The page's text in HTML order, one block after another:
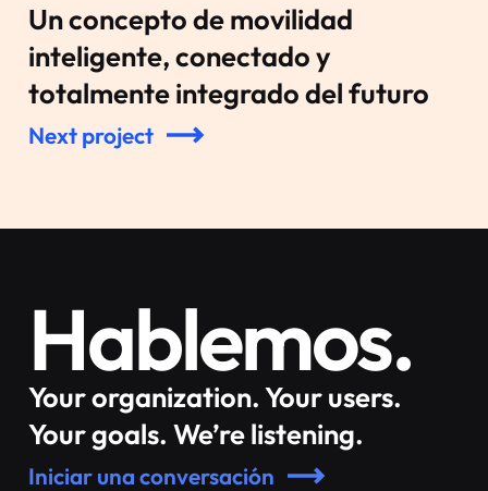
Un concepto de movilidad
inteligente, conectado y
totalmente integrado del futuro
Next project
Hablemos.
Your organization. Your users.
Your goals. We’re listening.
Iniciar una conversación